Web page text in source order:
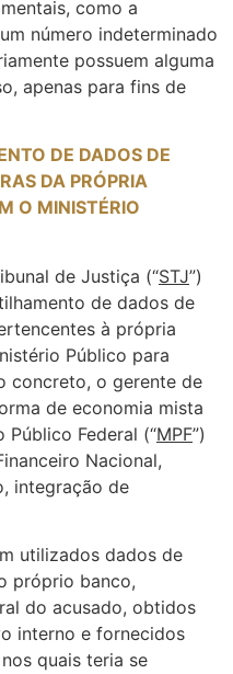
como a
número indeterminado
possuem alguma
apenas para fins de
DE DADOS DE
DA PRÓPRIA
O MINISTÉRIO
de Justiça (“STJ”)
de dados de
à própria
Público para
concreto, o gerente de
de economia mista
Federal (“MPF”)
Nacional,
integração de
utilizados dados de
próprio banco,
do acusado, obtidos
interno e fornecidos
quais teria se